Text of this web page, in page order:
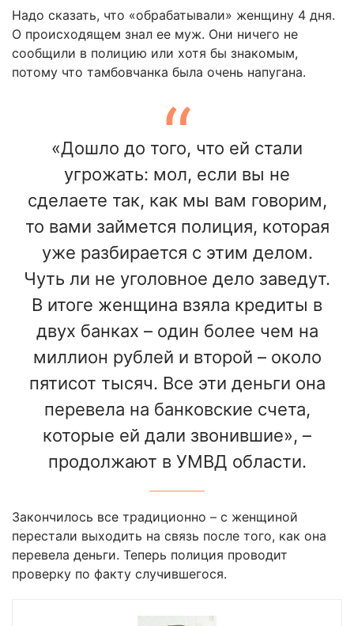
Надо сказать, что «обрабатывали» женщину 4 дня.
О происходящем знал ее муж. Они ничего не
сообщили в полицию или хотя бы знакомым,
потому что тамбовчанка была очень напугана.
«Дошло до того, что ей стали
угрожать: мол, если вы не
сделаете так, как мы вам говорим,
то вами займется полиция, которая
уже разбирается с этим делом.
Чуть ли не уголовное дело заведут.
В итоге женщина взяла кредиты в
двух банках – один более чем на
миллион рублей и второй – около
пятисот тысяч. Все эти деньги она
перевела на банковские счета,
которые ей дали звонившие», –
продолжают в УМВД области.
Закончилось все традиционно – с женщиной
перестали выходить на связь после того, как она
перевела деньги. Теперь полиция проводит
проверку по факту случившегося.